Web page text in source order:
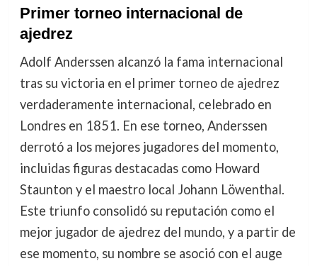
Primer torneo internacional de
ajedrez
Adolf Anderssen alcanzó la fama internacional
tras su victoria en el primer torneo de ajedrez
verdaderamente internacional, celebrado en
Londres en 1851. En ese torneo, Anderssen
derrotó a los mejores jugadores del momento,
incluidas figuras destacadas como Howard
Staunton y el maestro local Johann Löwenthal.
Este triunfo consolidó su reputación como el
mejor jugador de ajedrez del mundo, y a partir de
ese momento, su nombre se asoció con el auge